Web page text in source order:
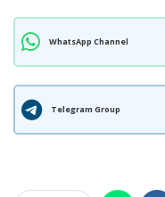
WhatsApp Channel
Telegram Group